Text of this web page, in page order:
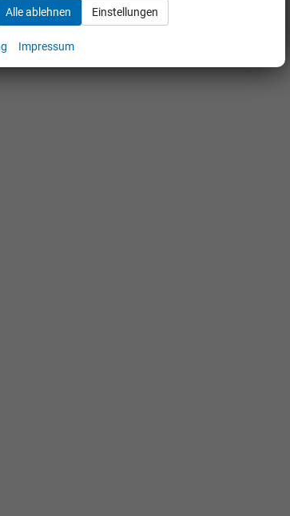
Alle ablehnen Einstellungen
Impressum